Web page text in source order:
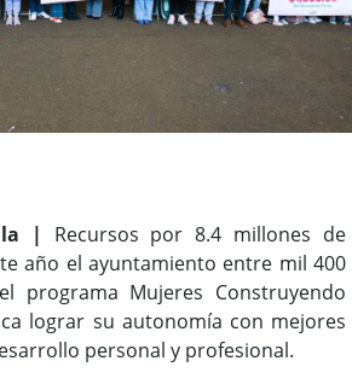
|
Recursos por 8.4 millones de
año el ayuntamiento entre mil 400
programa Mujeres Construyendo
lograr su autonomía con mejores
personal y profesional.